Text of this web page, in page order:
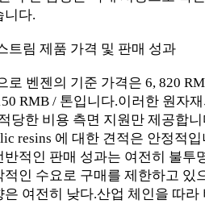
니다.
트림 제품 가격 및 판매 성과
로 벤젠의 기준 가격은 6, 820
RMB / 톤입니다.이러한 원자
당한 비용 측면 지원만 제공합
resins 에 대한 견적은 안정적
적인 판매 성과는 여전히 불투
인 수요로 구매를 제한하고 있
여전히 낮다.산업 체인을 따라